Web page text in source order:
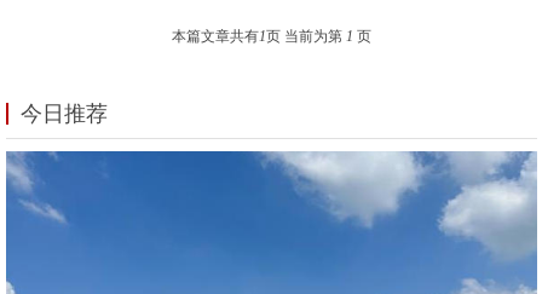
本篇文章共有1页 当前为第 1 页
今日推荐